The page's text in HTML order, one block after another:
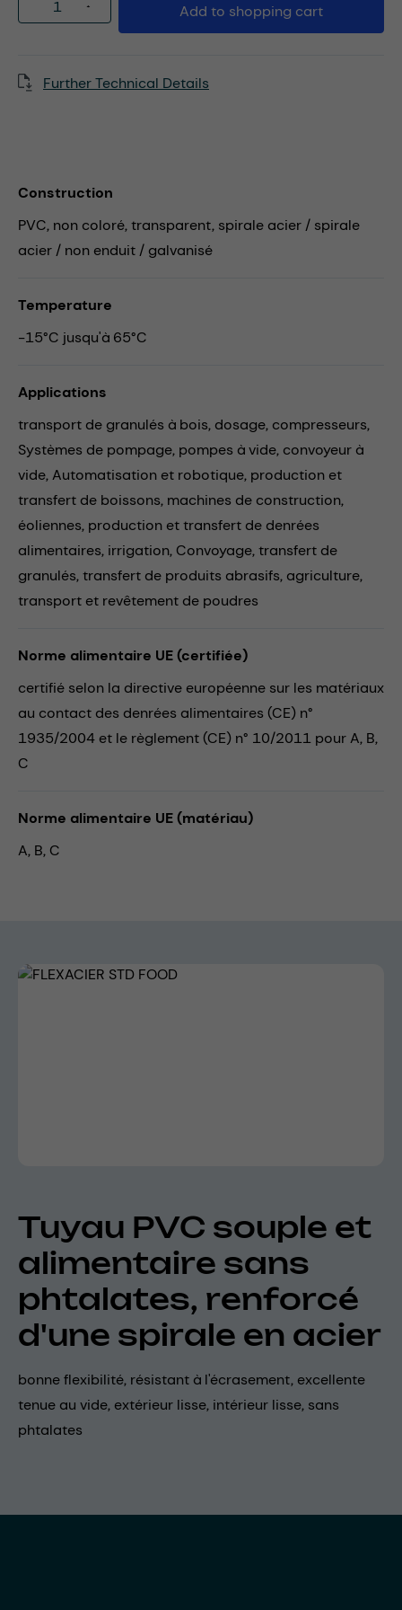
Add to shopping cart
Further Technical Details
Construction
PVC, non coloré, transparent, spirale acier / spirale
acier / non enduit / galvanisé
Temperature
-15°C jusqu'à 65°C
Applications
transport de granulés à bois, dosage, compresseurs,
Systèmes de pompage, pompes à vide, convoyeur à
vide,Automatisation et robotique, production et
transfert de boissons, machines de construction,
éoliennes, production et transfert de denrées
alimentaires, irrigation, Convoyage,transfert de
granulés,transfert de produits abrasifs, agriculture,
transport et revêtement de poudres
Norme alimentaire UE (certifiée)
certifié selon la directive européenne sur les matériaux
au contact des denrées alimentaires (CE) n°
1935/2004 et le règlement (CE) n° 10/2011 pour A, B,
C
Norme alimentaire UE (matériau)
A, B, C
Skip image gallery
Tuyau PVC souple et
alimentaire sans
phtalates, renforcé
d'une spirale en acier
bonne flexibilité, résistant à l'écrasement, excellente
tenue au vide, extérieur lisse, intérieur lisse, sans
phtalates